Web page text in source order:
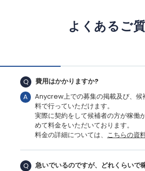
よくあるご
Q
費用はかかりますか?
A
Anycrew上での募集の掲載及び、候
料で行っていただけます。
実際に契約をして候補者の方が稼働
めて料金をいただいております。
料金の詳細については、 こちらの資
Q
急いでいるのですが、どれくらいで